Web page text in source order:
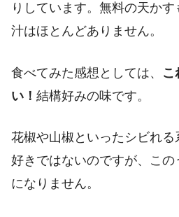
りしています。無料の天か
汁はほとんどありません。
食べてみた感想としては、 こ
い！ 結構好みの味です。
花椒や山椒といったシビれる
好きではないのですが、こ
になりません。